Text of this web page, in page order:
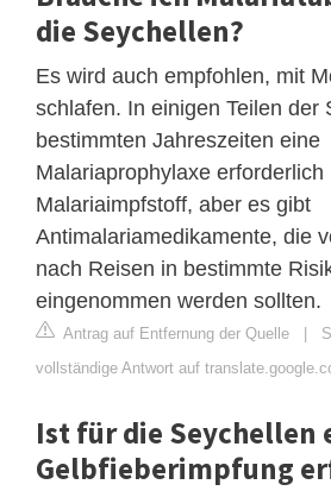
die Seychellen?
Es wird auch empfohlen, mit
schlafen. In einigen Teilen der
bestimmten Jahreszeiten eine
Malariaprophylaxe erforderlich
Malariaimpfstoff, aber es gibt
Antimalariamedikamente, die
nach Reisen in bestimmte
eingenommen werden sollten.
Antrag auf Entfernung der Quelle |
vollständige Antwort auf
Ist für die Seychellen
Gelbfieberimpfung